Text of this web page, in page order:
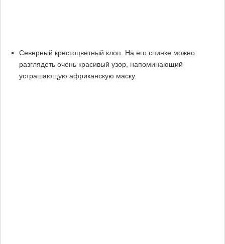
Северный крестоцветный клоп. На его спинке можно
разглядеть очень красивый узор, напоминающий
устрашающую африканскую маску.